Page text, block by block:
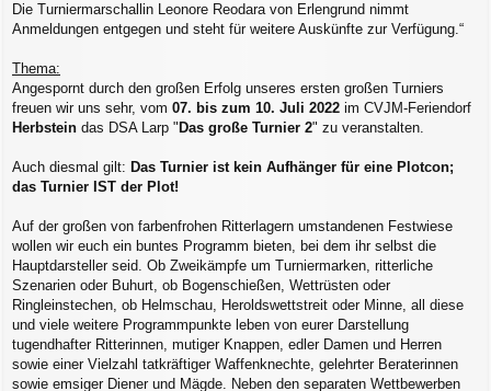
Die Turniermarschallin Leonore Reodara von Erlengrund nimmt
Anmeldungen entgegen und steht für weitere Auskünfte zur Verfügung.“
Thema:
Angespornt durch den großen Erfolg unseres ersten großen Turniers
freuen wir uns sehr, vom 07. bis zum 10. Juli 2022 im CVJM-Feriendorf
Herbstein das DSA Larp " Das große Turnier 2" zu veranstalten.
Auch diesmal gilt: Das Turnier ist kein Aufhänger für eine Plotcon;
das Turnier IST der Plot!
Auf der großen von farbenfrohen Ritterlagern umstandenen Festwiese
wollen wir euch ein buntes Programm bieten, bei dem ihr selbst die
Hauptdarsteller seid. Ob Zweikämpfe um Turniermarken, ritterliche
Szenarien oder Buhurt, ob Bogenschießen, Wettrüsten oder
Ringleinstechen, ob Helmschau, Heroldswettstreit oder Minne, all diese
und viele weitere Programmpunkte leben von eurer Darstellung
tugendhafter Ritterinnen, mutiger Knappen, edler Damen und Herren
sowie einer Vielzahl tatkräftiger Waffenknechte, gelehrter Beraterinnen
sowie emsiger Diener und Mägde. Neben den separaten Wettbewerben